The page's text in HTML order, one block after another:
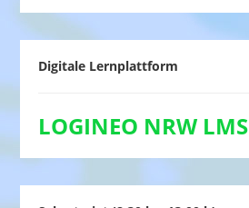
Digitale Lernplattform
LOGINEO NRW LMS